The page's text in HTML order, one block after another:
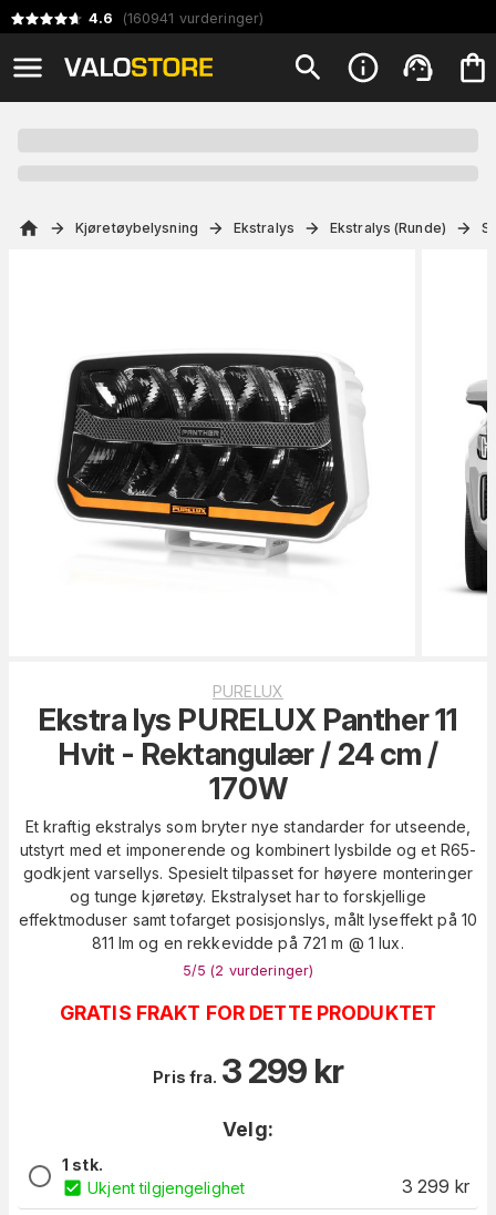
4.6 (160941 vurderinger)
Kjøretøybelysning Ekstralys Ekstralys (Runde)
PURELUX
Ekstra lys PURELUX Panther 11
Hvit - Rektangulær / 24 cm /
170W
Et kraftig ekstralys som bryter nye standarder for utseende,
utstyrt med et imponerende og kombinert lysbilde og et R65-
godkjent varsellys. Spesielt tilpasset for høyere monteringer
og tunge kjøretøy. Ekstralyset har to forskjellige
effektmoduser samt tofarget posisjonslys, målt lyseffekt på 10
811 lm og en rekkevidde på 721 m @ 1 lux.
5/5 (2 vurderinger)
GRATIS FRAKT FOR DETTE PRODUKTET
Pris fra. 3 299 kr
Velg:
1 stk.
Ukjent tilgjengelighet
3 299 kr